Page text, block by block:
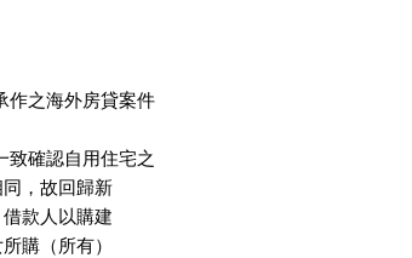
作之海外房貸案件
致確認自用住宅之
同，故回歸新
借款人以購建
所購（所有）